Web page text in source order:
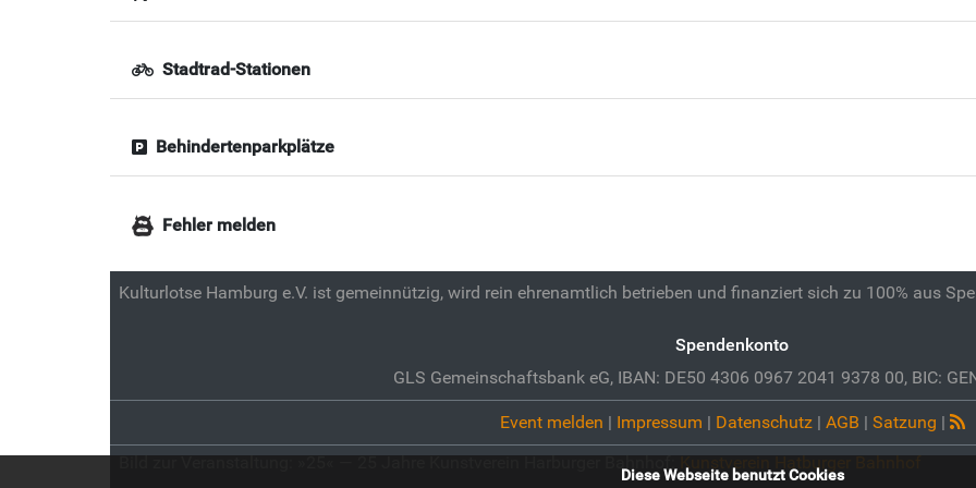
Stadtrad-Stationen
Behindertenparkplätze
Fehler melden
Kulturlotse Hamburg e.V. ist gemeinnützig, wird rein ehrenamtlich betrieben und finanziert sich zu 100% aus
Spendenkonto
GLS Gemeinschaftsbank eG, IBAN: DE50 4306 0967 2041 9378 00, BIC:
Event melden | Impressum | Datenschutz| AGB | Satzung |
Bild zur Veranstaltung:»25« — 25 Jahre Kunstverein Harburger Bahnhof:Kunstverein Hatburger Bahnhof
Diese Webseite benutzt Cookies